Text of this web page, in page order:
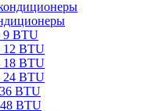
9 BTU
12 BTU
18 BTU
24 BTU
BTU
BTU